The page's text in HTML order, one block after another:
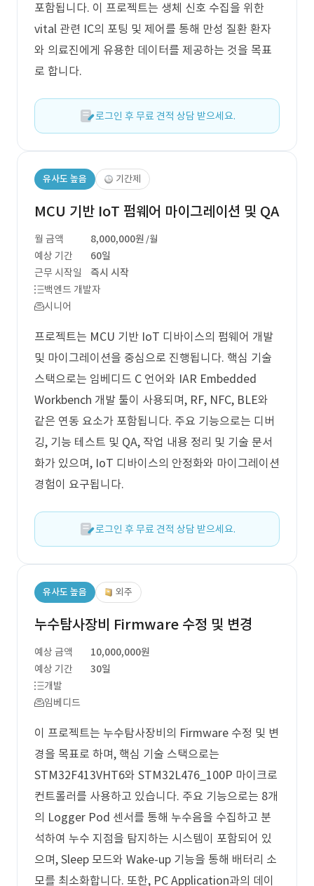
포함됩니다. 이 프로젝트는 생체 신호 수집을 위한
vital 관련 IC의 포팅 및 제어를 통해 만성 질환 환자
와 의료진에게 유용한 데이터를 제공하는 것을 목표
로 합니다.
로그인 후 무료 견적 상담 받으세요.
유사도 높음 기간제
MCU 기반 IoT 펌웨어 마이그레이션 및 QA
월 금액 8,000,000원 /월
예상 기간
60일
근무 시작일
즉시 시작
백엔드 개발자
시니어
프로젝트는 MCU 기반 IoT 디바이스의 펌웨어 개발
및 마이그레이션을 중심으로 진행됩니다. 핵심 기술
스택으로는 임베디드 C 언어와 IAR Embedded
Workbench 개발 툴이 사용되며, RF, NFC, BLE와
같은 연동 요소가 포함됩니다. 주요 기능으로는 디버
깅, 기능 테스트 및 QA, 작업 내용 정리 및 기술 문서
화가 있으며, IoT 디바이스의 안정화와 마이그레이션
경험이 요구됩니다.
로그인 후 무료 견적 상담 받으세요.
유사도 높음 외주
누수탐사장비 Firmware 수정 및 변경
예상 금액
10,000,000원
예상 기간
30일
개발
임베디드
이 프로젝트는 누수탐사장비의 Firmware 수정 및 변
경을 목표로 하며, 핵심 기술 스택으로는
STM32F413VHT6와 STM32L476_100P 마이크로
컨트롤러를 사용하고 있습니다. 주요 기능으로는 8개
의 Logger Pod 센서를 통해 누수음을 수집하고 분
석하여 누수 지점을 탐지하는 시스템이 포함되어 있
으며, Sleep 모드와 Wake-up 기능을 통해 배터리 소
모를 최소화합니다. 또한, PC Application과의 데이